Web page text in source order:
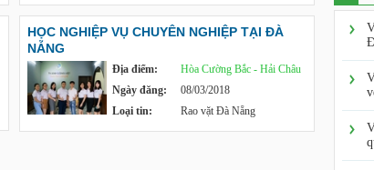
HỌC NGHIỆP VỤ CHUYÊN NGHIỆP TẠI ĐÀ
NẴNG
Địa điểm:
Hòa Cường Bắc - Hải Châu
Ngày đăng:
08/03/2018
Loại tin:
Rao vặt Đà Nẵng